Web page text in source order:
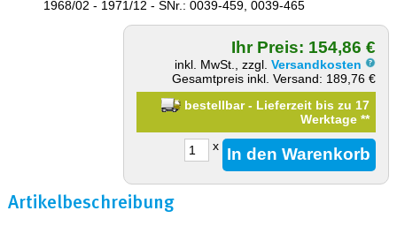
1968/02 - 1971/12 - SNr.: 0039-459, 0039-465
Ihr Preis: 154,86 €
inkl. MwSt., zzgl.Versandkosten
Gesamtpreis inkl. Versand: 189,76 €
bestellbar - Lieferzeit bis zu 17
Werktage**
x
Artikelbeschreibung